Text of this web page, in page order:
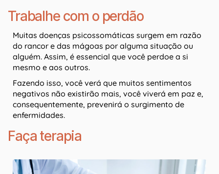
Trabalhe com o perdão
Muitas doenças psicossomáticas surgem em razão
do rancor e das mágoas por alguma situação ou
alguém. Assim, é essencial que você perdoe a si
mesmo e aos outros.
Fazendo isso, você verá que muitos sentimentos
negativos não existirão mais, você viverá em paz e,
consequentemente, prevenirá o surgimento de
enfermidades.
Faça terapia